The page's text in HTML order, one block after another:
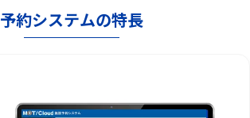
予約システムの特長